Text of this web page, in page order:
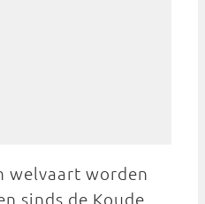
welvaart worden
sinds de Koude